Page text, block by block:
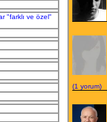
"farklı ve özel"
(1 yorum)